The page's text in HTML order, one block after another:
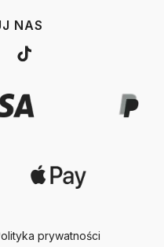
NAS
prywatności